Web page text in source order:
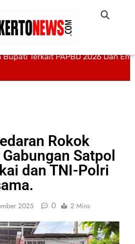
Terkait PAPBD 2026 Dan
Rokok
Satpol
dan TNI-Polri
2025 0 2 Mins